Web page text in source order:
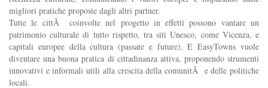
migliori pratiche proposte dagli altri partner.
Tutte le cittÃ coinvolte nel progetto in effetti possono vantare un
patrimonio culturale di tutto rispetto, tra siti Unesco, come Vicenza, e
capitali europee della cultura (passate e future). E EasyTowns vuole
diventare una buona pratica di cittadinanza attiva, proponendo strumenti
innovativi e informali utili alla crescita della comunitÃ e delle politiche
locali.